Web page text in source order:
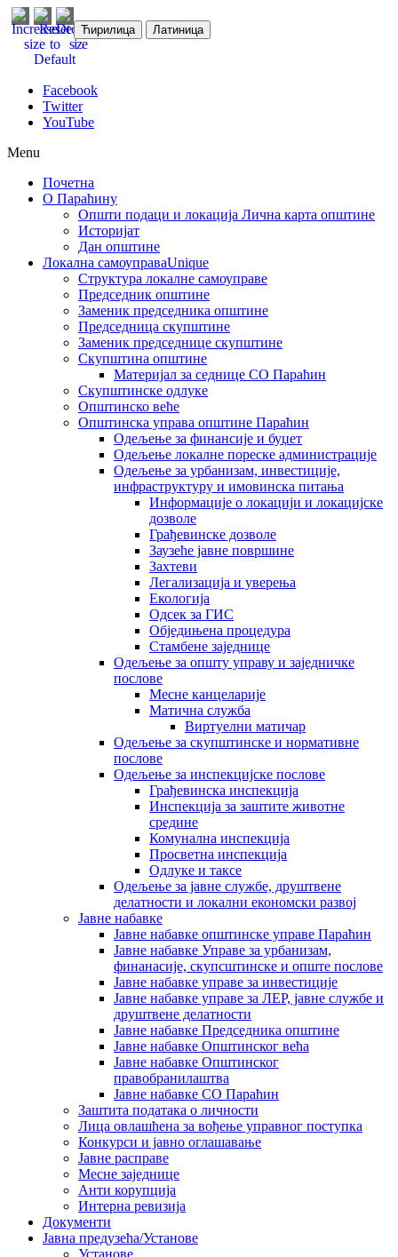
Ћирилица Латиница
Facebook
Twitter
YouTube
Menu
Почетна
О Параћину
Општи подаци и локација Лична карта општине
Историјат
Дан општине
Локална самоуправаUnique
Структура локалне самоуправе
Председник општине
Заменик председника општине
Председница скупштине
Заменик председнице скупштине
Скупштина општине
Материјал за седнице СО Параћин
Скупштинске одлуке
Општинско веће
Општинска управа општине Параћин
Одељење за финансије и буџет
Одељење локалне пореске администрације
Одељење за урбанизам, инвестиције,
инфраструктуру и имовинска питања
Информације о локацији и локацијске
дозволе
Грађевинске дозволе
Заузеће јавне површине
Захтеви
Легализација и уверења
Екологија
Одсек за ГИС
Обједињена процедура
Стамбене заједнице
Oдељење за општу управу и заједничке
послове
Месне канцеларије
Матична служба
Виртуелни матичар
Одељење за скупштинске и нормативне
послове
Одељење за инспекцијске послове
Грађевинска инспекција
Инспекција за заштите животне
средине
Комунална инспекција
Просветна инспекција
Одлуке и таксе
Одељење за јавне службе, друштвене
делатности и локални економски развој
Јавне набавке
Јавне набавке општинске управе Параћин
Јавне набавке Управе за урбанизам,
финанасије, скупсштинске и опште послове
Јавне набавке управе за инвестиције
Јавне набавке управе за ЛЕР, јавне службе и
друштвене делатности
Јавне набавке Председника општине
Јавне набавке Општинског већа
Јавне набавке Општинског
правобранилаштва
Јавне набавке СО Параћин
Заштита података о личности
Лица овлашћена за вођење управног поступка
Конкурси и јавно оглашавање
Јавне расправе
Месне заједнице
Анти корупција
Интерна ревизија
Документи
Јавна предузећа/Установе
Установе